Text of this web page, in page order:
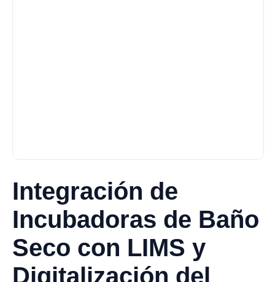
Integración de
Incubadoras de Baño
Seco con LIMS y
Digitalización del